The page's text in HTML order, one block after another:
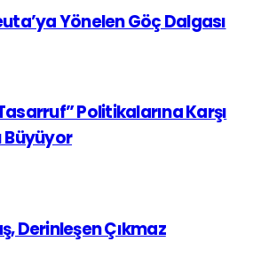
Yönelen Göç Dalgası
Politikalarına Karşı
Büyüyor
Derinleşen Çıkmaz